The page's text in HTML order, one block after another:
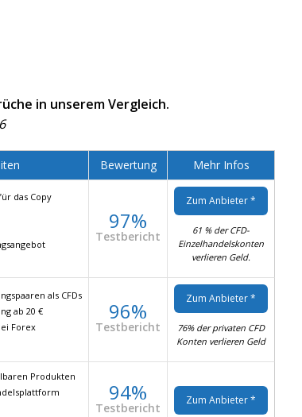
in unserem Vergleich.
Bewertung Mehr Infos
das Copy
97%
Testbericht
Zum Anbieter *
61 % der CFD-
Einzelhandelskonten
verlieren Geld.
als CFDs
ab 20 €
Forex
96%
Testbericht
Zum Anbieter *
76% der privaten CFD
Konten verlieren Geld
Produkten
94%
Testbericht
Zum Anbieter *